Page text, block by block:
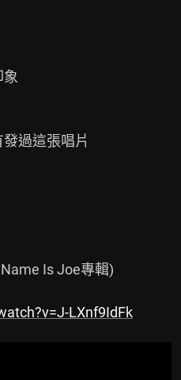
過這張唱片
Is Joe專輯)
LXnf9IdFk